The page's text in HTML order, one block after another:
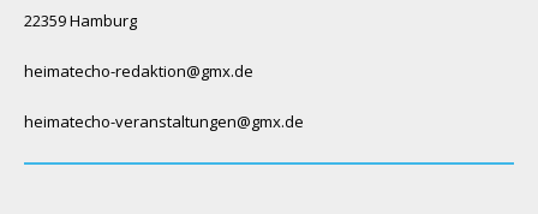
22359 Hamburg
heimatecho-redaktion@gmx.de
heimatecho-veranstaltungen@gmx.de